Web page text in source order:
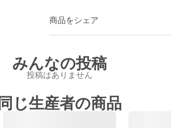
商品をシェア
みんなの投稿
投稿はありません
同じ生産者の商品